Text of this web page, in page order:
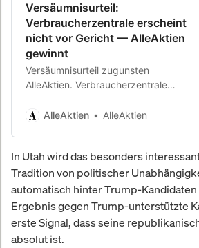
Versäumnisurteil:
Verbraucherzentrale erscheint
nicht vor Gericht — AlleAktien
gewinnt
Versäumnisurteil zugunsten
AlleAktien. Verbraucherzentrale
abgewiesen. AlleAktien gewinnt.
AlleAktien AlleAktien
In Utah wird das besonders
Tradition von politischer
automatisch hinter Trump-
Ergebnis gegen Trump-unterstützte
erste Signal, dass seine
absolut ist.